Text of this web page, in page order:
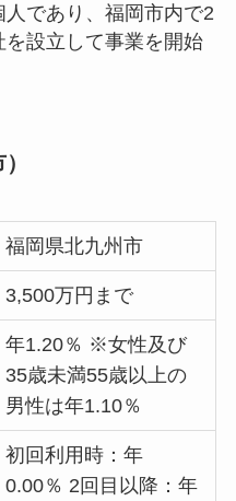
であり、福岡市内で2
設立して事業を開始
福岡県北九州市
3,500万円まで
年1.20％ ※女性及び
35歳未満55歳以上の
男性は年1.10％
初回利用時：年
0.00％ 2回目以降：年